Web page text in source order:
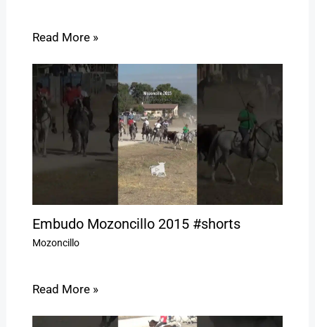
Read More »
Embudo Mozoncillo 2015 #shorts
Mozoncillo
Read More »